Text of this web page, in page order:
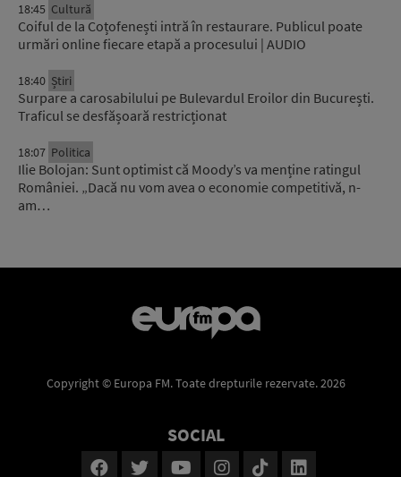
18:45 Cultură
Coiful de la Coțofenești intră în restaurare. Publicul poate
urmări online fiecare etapă a procesului | AUDIO
18:40 Știri
Surpare a carosabilului pe Bulevardul Eroilor din București.
Traficul se desfășoară restricționat
18:07 Politica
Ilie Bolojan: Sunt optimist că Moody’s va menține ratingul
României. „Dacă nu vom avea o economie competitivă, n-
am…
Copyright © Europa FM. Toate drepturile rezervate. 2026
SOCIAL